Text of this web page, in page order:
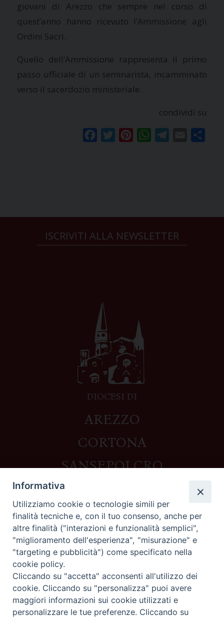
giovani di Arezzo che sempre nel corso di
quest’anno hanno ricevuto l’Ammissione agli
Ordini Sacri.
Quello dell’Ammissione rappresenta il primo
passo ufficiale di un seminarista, incamminato
verso il sacerdozio ministeriale.
condividi su
FacebookTwitterPinterestWhatsAppTelegram
Email
ISCRIVITI ALLA NEWSLETTER
DIOCESI DI
AREZZO
CORTONA
SANSEPOLCRO
Contatti
Piazza del Duomo,1 - 52100 Arezzo
segreteria@diocesi.arezzo.it
Informativa privacy
Seguici su
Informativa
Utilizziamo cookie o tecnologie simili per
finalità tecniche e, con il tuo consenso, anche per
altre finalità ("interazioni e funzionalità semplici",
"miglioramento dell'esperienza", "misurazione" e
"targeting e pubblicità") come specificato nella
cookie policy.
Cliccando su "accetta" acconsenti all'utilizzo dei
cookie. Cliccando su "personalizza" puoi avere
maggiori informazioni sui cookie utilizzati e
personalizzare le tue preferenze. Cliccando su